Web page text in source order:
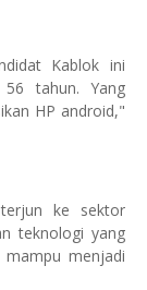
Kablok ini
tahun. Yang
HP android,"
ke sektor
teknologi yang
menjadi